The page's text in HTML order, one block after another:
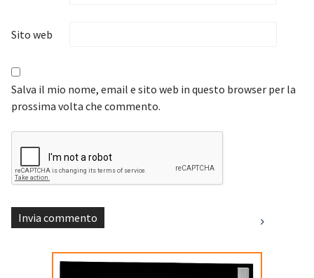
Sito web
Salva il mio nome, email e sito web in questo browser per la
prossima volta che commento.